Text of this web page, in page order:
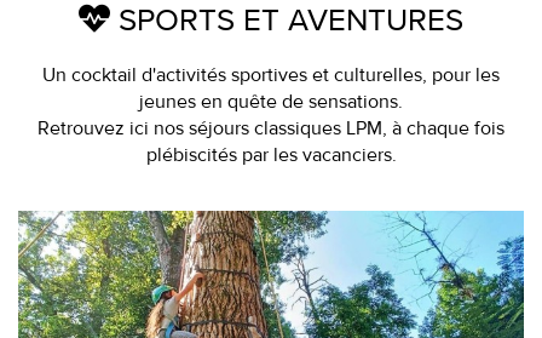
SPORTS ET AVENTURES
Un cocktail d'activités sportives et culturelles, pour les
jeunes en quête de sensations.
Retrouvez ici nos séjours classiques LPM, à chaque fois
plébiscités par les vacanciers.